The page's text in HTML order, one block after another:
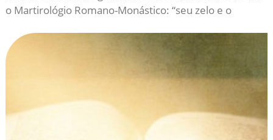
o Martirológio Ro­mano-Monástico: “seu zelo e o